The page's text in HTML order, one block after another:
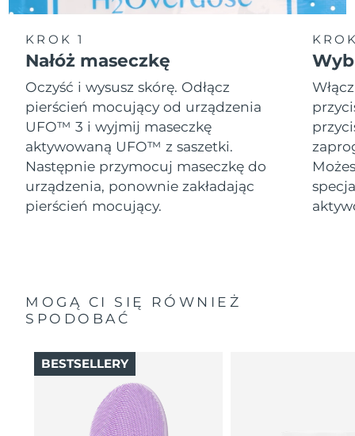
KROK 1
Nałóż maseczkę
Oczyść i wysusz skórę. Odłącz
pierścień mocujący od urządzenia
UFO™ 3 i wyjmij maseczkę
aktywowaną UFO™ z saszetki.
Następnie przymocuj maseczkę do
urządzenia, ponownie zakładając
pierścień mocujący.
MOGĄ CI SIĘ RÓWNIEŻ
SPODOBAĆ
BESTSELLERY